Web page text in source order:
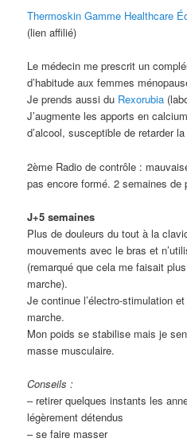
Thermoskin Gamme Healthcare
(lien affilié)
Le médecin me prescrit un
d’habitude aux femmes
Je prends aussi du Rexorubia
J’augmente les apports en
d’alcool, susceptible de retarder
2ème Radio de contrôle :
pas encore formé. 2 semaines de
J+5 semaines
Plus de douleurs du tout à la
mouvements avec le bras et
(remarqué que cela me faisait
marche).
Je continue l’électro-stimulation
marche.
Mon poids se stabilise mais je
masse musculaire.
Conseils :
– retirer quelques instants les
légèrement détendus
– se faire masser